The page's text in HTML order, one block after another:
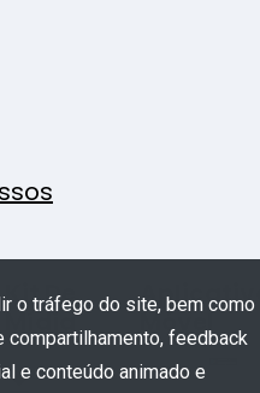
Kit De
Mídia
Móvel
o tráfego do site, bem como
feedback
e conteúdo animado e